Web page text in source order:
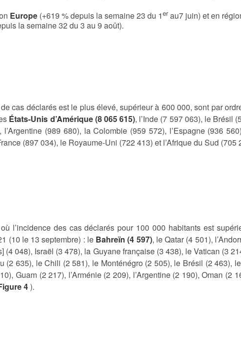
Europe (+619 % depuis la semaine 23 du 1erau7 juin) et en
la semaine 32 du 3 au 9 août).
cas déclarés est le plus élevé, supérieur à 600 000, sont par
États-Unis d’Amérique (8 065 615), l’Inde (7 597 063), le Brésil
(989 680), la Colombie (959 572), l’Espagne (936
(897 034), le Royaume-Uni (722 413) et l’Afrique du Sud (705
l’incidence des cas déclarés pour 100 000 habitants est
(10 le 13 septembre) : le Bahreïn (4 597), le Qatar (4 501),
(4 048), Israël (3 478), la Guyane française (3 438), le Vatican (3
(2 635), le Chili (2 581), le Monténégro (2 505), le Brésil (2 463),
Guam (2 217), l’Arménie (2 209), l’Argentine (2 190), Oman (2
4).